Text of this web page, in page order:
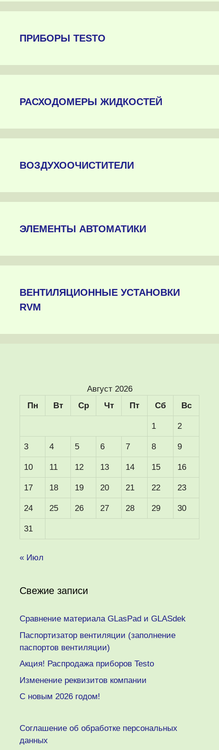
ПРИБОРЫ TESTO
РАСХОДОМЕРЫ ЖИДКОСТЕЙ
ВОЗДУХООЧИСТИТЕЛИ
ЭЛЕМЕНТЫ АВТОМАТИКИ
ВЕНТИЛЯЦИОННЫЕ УСТАНОВКИ
RVM
Август 2026
Пн
Вт Ср Чт Пт Сб Вс
1 2
3 4 5 6 7 8 9
10 11 12 13 14 15 16
17 18 19 20 21 22 23
24 25 26 27 28 29 30
31
« Июл
Свежие записи
Сравнение материала GLasPad и GLASdek
Паспортизатор вентиляции (заполнение
паспортов вентиляции)
Акция! Распродажа приборов Testo
Изменение реквизитов компании
C новым 2026 годом!
Соглашение об обработке персональных
данных